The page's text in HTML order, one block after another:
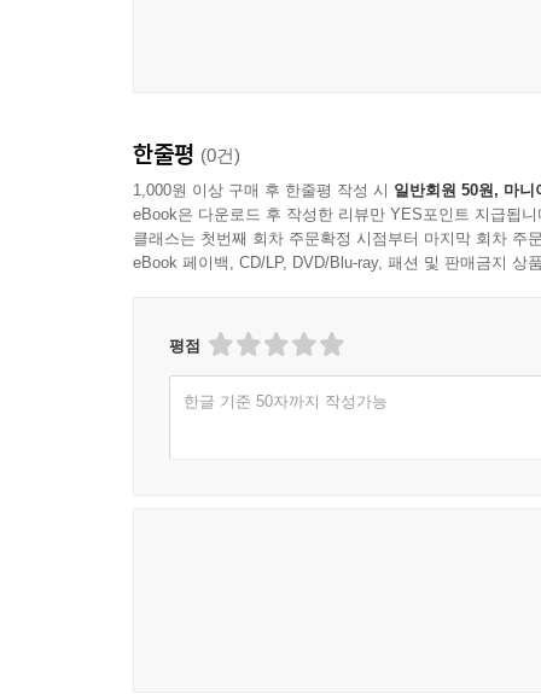
한줄평 (0건)
1,000원 이상 구매 후 한줄평 작성 시 일반회원 50원, 마니
eBook은 다운로드 후 작성한 리뷰만 YES포인트 지급됩니
클래스는 첫번째 회차 주문확정 시점부터 마지막 회차 주
eBook 페이백, CD/LP, DVD/Blu-ray, 패션 및 판매금지 상
평점
한글 기준 50자까지 작성가능